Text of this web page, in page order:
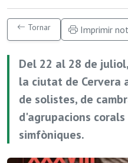
Tornar Imprimir
Del 22 al 28 de
la ciutat de Cervera
de solistes, de
d'agrupacions
simfòniques.